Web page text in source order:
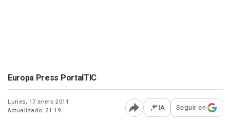
Europa Press PortalTIC
Lunes, 17 enero 2011
Actualizado: 21:19
Abrir opciones para
IA Seguir en